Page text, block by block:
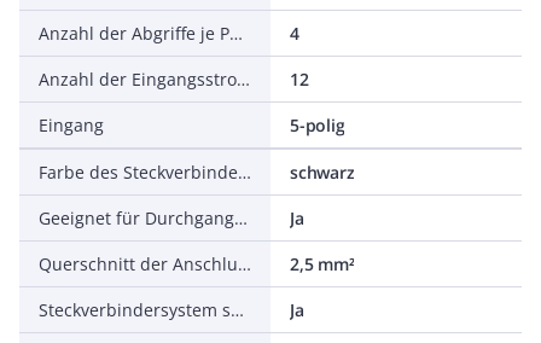
Anzahl der Abgriffe je Phase
4
Anzahl der Eingangsstromkreise
12
Eingang
5-polig
Farbe des Steckverbindersystems
schwarz
Geeignet für Durchgangsverdrahtung
Ja
Querschnitt der Anschlussleitung
2,5 mm²
Steckverbindersystem systemgebunden
Ja